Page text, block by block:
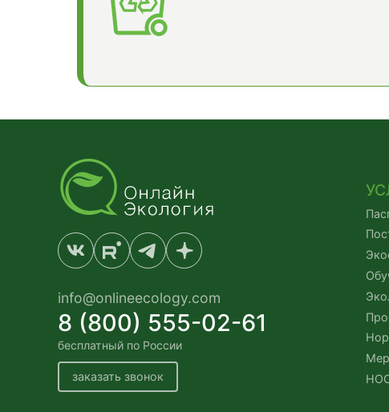
info@onlineecology.com
8 (800) 555-02-61
бесплатный по России
заказать звонок